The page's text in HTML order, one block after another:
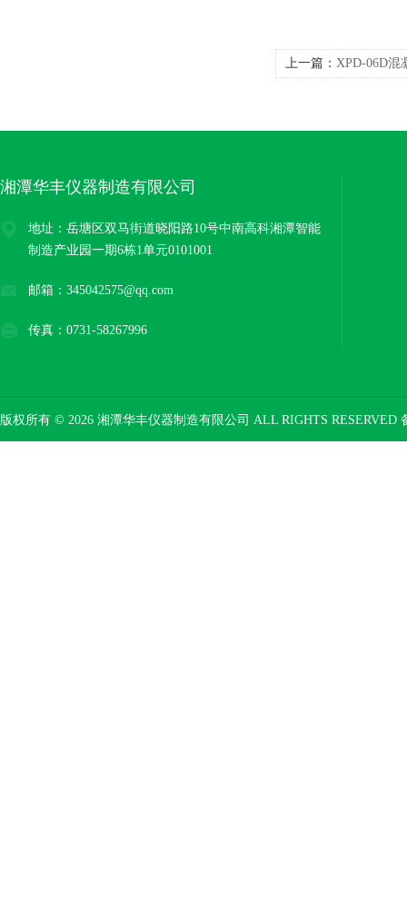
上一篇： XPD-06D混
湘潭华丰仪器制造有限公司
地址：岳塘区双马街道晓阳路10号中南高科湘潭智能
制造产业园一期6栋1单元0101001
邮箱：345042575@qq.com
传真：0731-58267996
版权所有 © 2026 湘潭华丰仪器制造有限公司 ALL RIGHTS RESERVED